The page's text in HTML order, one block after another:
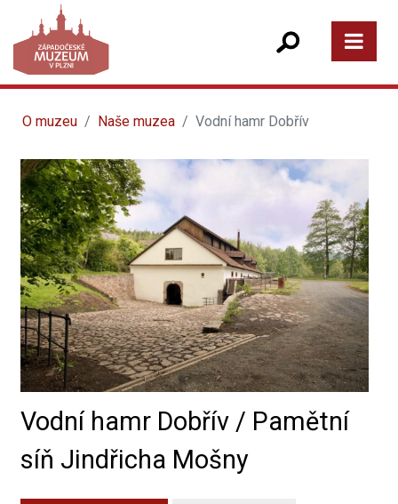
O muzeu Naše muzea Vodní hamr Dobřív
Vodní hamr Dobřív / Pamětní
síň Jindřicha Mošny